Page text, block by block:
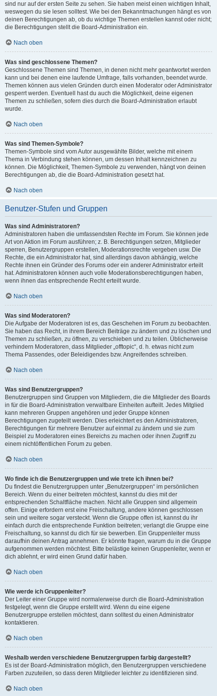
sind nur auf der ersten Seite zu sehen. Sie haben meist einen wichtigen Inhalt,
weswegen du sie lesen solltest. Wie bei den Bekanntmachungen hängt es von
deinen Berechtigungen ab, ob du wichtige Themen erstellen kannst oder nicht;
die Berechtigungen stellt die Board-Administration ein.
Nach oben
Was sind geschlossene Themen?
Geschlossene Themen sind Themen, in denen nicht mehr geantwortet werden
kann und bei denen eine laufende Umfrage, falls vorhanden, beendet wurde.
Themen können aus vielen Gründen durch einen Moderator oder Administrator
gesperrt werden. Eventuell hast du auch die Möglichkeit, deine eigenen
Themen zu schließen, sofern dies durch die Board-Administration erlaubt
wurde.
Nach oben
Was sind Themen-Symbole?
Themen-Symbole sind vom Autor ausgewählte Bilder, welche mit einem
Thema in Verbindung stehen können, um dessen Inhalt kennzeichnen zu
können. Die Möglichkeit, Themen-Symbole zu verwenden, hängt von deinen
Berechtigungen ab, die die Board-Administration gesetzt hat.
Nach oben
Benutzer-Stufen und Gruppen
Was sind Administratoren?
Administratoren haben die umfassendsten Rechte im Forum. Sie können jede
Art von Aktion im Forum ausführen; z. B. Berechtigungen setzen, Mitglieder
sperren, Benutzergruppen erstellen, Moderationsrechte vergeben usw. Die
Rechte, die ein Administrator hat, sind allerdings davon abhängig, welche
Rechte ihnen ein Gründer des Forums oder ein anderer Administrator erteilt
hat. Administratoren können auch volle Moderationsberechtigungen haben,
wenn ihnen das entsprechende Recht erteilt wurde.
Nach oben
Was sind Moderatoren?
Die Aufgabe der Moderatoren ist es, das Geschehen im Forum zu beobachten.
Sie haben das Recht, in ihrem Bereich Beiträge zu ändern und zu löschen und
Themen zu schließen, zu öffnen, zu verschieben und zu teilen. Üblicherweise
verhindern Moderatoren, dass Mitglieder „offtopic“, d. h. etwas nicht zum
Thema Passendes, oder Beleidigendes bzw. Angreifendes schreiben.
Nach oben
Was sind Benutzergruppen?
Benutzergruppen sind Gruppen von Mitgliedern, die die Mitglieder des Boards
in für die Board-Administration verwaltbare Einheiten aufteilt. Jedes Mitglied
kann mehreren Gruppen angehören und jeder Gruppe können
Berechtigungen zugeteilt werden. Dies erleichtert es den Administratoren,
Berechtigungen für mehrere Benutzer auf einmal zu ändern und sie zum
Beispiel zu Moderatoren eines Bereichs zu machen oder ihnen Zugriff zu
einem nichtöffentlichen Forum zu geben.
Nach oben
Wo finde ich die Benutzergruppen und wie trete ich ihnen bei?
Du findest die Benutzergruppen unter „Benutzergruppen“ im persönlichen
Bereich. Wenn du einer beitreten möchtest, kannst du dies mit der
entsprechenden Schaltfläche machen. Nicht alle Gruppen sind allgemein
offen. Einige erfordern erst eine Freischaltung, andere können geschlossen
sein und weitere sogar versteckt. Wenn die Gruppe offen ist, kannst du ihr
einfach durch die entsprechende Funktion beitreten; verlangt die Gruppe eine
Freischaltung, so kannst du dich für sie bewerben. Ein Gruppenleiter muss
daraufhin deinen Antrag annehmen. Er könnte fragen, warum du in die Gruppe
aufgenommen werden möchtest. Bitte belästige keinen Gruppenleiter, wenn er
dich ablehnt, er wird einen Grund dafür haben.
Nach oben
Wie werde ich Gruppenleiter?
Der Leiter einer Gruppe wird normalerweise durch die Board-Administration
festgelegt, wenn die Gruppe erstellt wird. Wenn du eine eigene
Benutzergruppe erstellen möchtest, dann solltest du einen Administrator
kontaktieren.
Nach oben
Weshalb werden verschiedene Benutzergruppen farbig dargestellt?
Es ist der Board-Administration möglich, den Benutzergruppen verschiedene
Farben zuzuteilen, so dass deren Mitglieder leichter zu identifizieren sind.
Nach oben